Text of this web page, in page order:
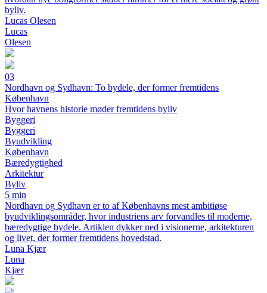
byliv.
Lucas Olesen
Lucas
Olesen
03
Nordhavn og Sydhavn: To bydele, der former fremtidens
København
Hvor havnens historie møder fremtidens byliv
Byggeri
Byggeri
Byudvikling
København
Bæredygtighed
Arkitektur
Byliv
5 min
Nordhavn og Sydhavn er to af Københavns mest ambitiøse
byudviklingsområder, hvor industriens arv forvandles til moderne,
bæredygtige bydele. Artiklen dykker ned i visionerne, arkitekturen
og livet, der former fremtidens hovedstad.
Luna Kjær
Luna
Kjær